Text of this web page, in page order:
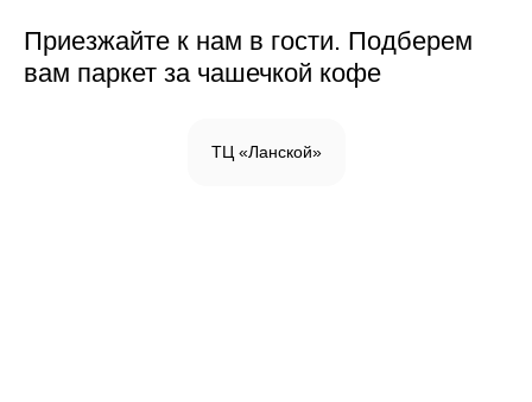
Приезжайте к нам в гости. Подберем
вам паркет за чашечкой кофе
ТЦ «Ланской»